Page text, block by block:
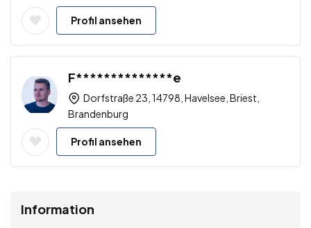
Profil ansehen
F**************e
Dorfstraße 23, 14798, Havelsee, Briest,
Brandenburg
Profil ansehen
Information